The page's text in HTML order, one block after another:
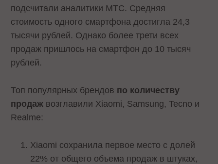
подсчитали аналитики МТС. Средняя
стоимость одного смартфона достигла 24,3
тысячи рублей. Однако более трети всех
продаж пришлось на смартфон до 10 тысяч
рублей.
Топ популярных брендов по количеству
продаж возглавили Xiaomi, Samsung, Tecno и
Realme:
Xiaomi сохранила первое место с долей
22% от общего объема продаж в штуках,